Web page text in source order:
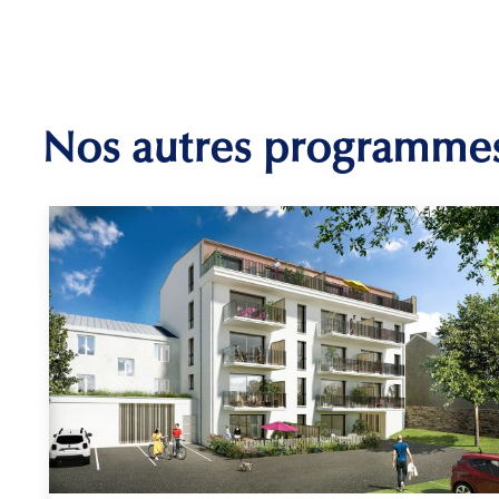
Nos autres